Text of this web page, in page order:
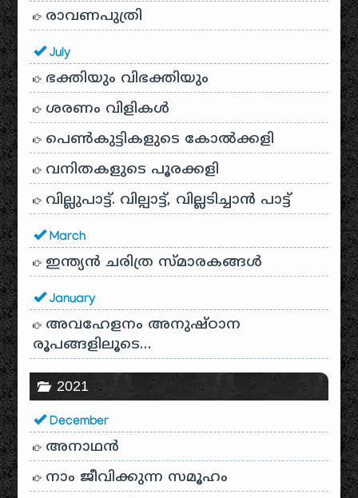
രാവണപുത്രി
July
ഭക്തിയും വിഭക്തിയും
ശരണം വിളികൾ
പെൺകുട്ടികളുടെ കോൽക്കളി
വനിതകളുടെ പൂരക്കളി
വില്ലുപാട്ട്. വില്പാട്ട്, വില്ലടിച്ചാൻ പാട്ട്
March
ഇന്ത്യൻ ചരിത്ര സ്മാരകങ്ങൾ
January
അവഹേളനം അനുഷ്ഠാന
രൂപങ്ങളിലൂടെ…
2021
December
അനാഥന്‍
നാം ജീവിക്കുന്ന സമൂഹം